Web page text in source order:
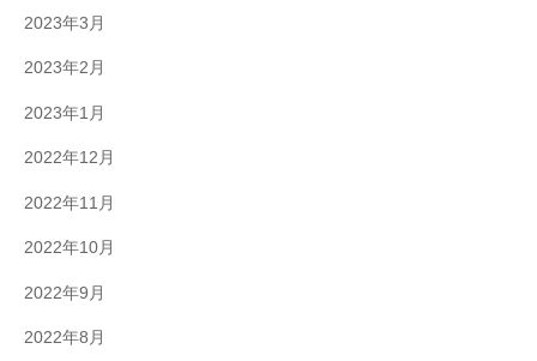
2023年3月
2023年2月
2023年1月
2022年12月
2022年11月
2022年10月
2022年9月
2022年8月